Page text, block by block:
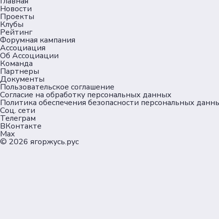
Новости
Проекты
Клубы
Рейтинг
Форумная кампания
Ассоциация
Об Ассоциации
Команда
Партнеры
Документы
Пользовательское соглашение
Согласие на обработку персональных данных
Политика обеспечения безопасности персональных
Соц. сети
Телеграм
ВКонтакте
Max
© 2026 ягоржусь.рус